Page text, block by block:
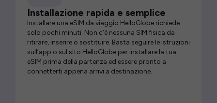
Installazione rapida e semplice
Installare una eSIM da viaggio HelloGlobe richiede
solo pochi minuti. Non c’è nessuna SIM fisica da
ritirare, inserire o sostituire. Basta seguire le istruzioni
sull’app o sul sito HelloGlobe per installare la tua
eSIM prima della partenza ed essere pronto a
connetterti appena arrivi a destinazione.